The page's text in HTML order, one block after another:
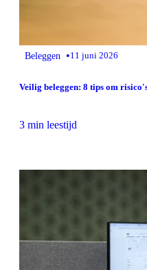
Beleggen •11 juni 2026
Veilig beleggen: 8 tips om
3 min leestijd